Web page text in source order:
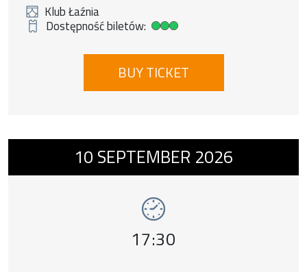
Klub Łaźnia
Dostępność biletów:
Duża dostępność biletów
BUY TICKET
Event number 10: KABARET ANI MRU
10 SEPTEMBER 2026
Event time,
17:30